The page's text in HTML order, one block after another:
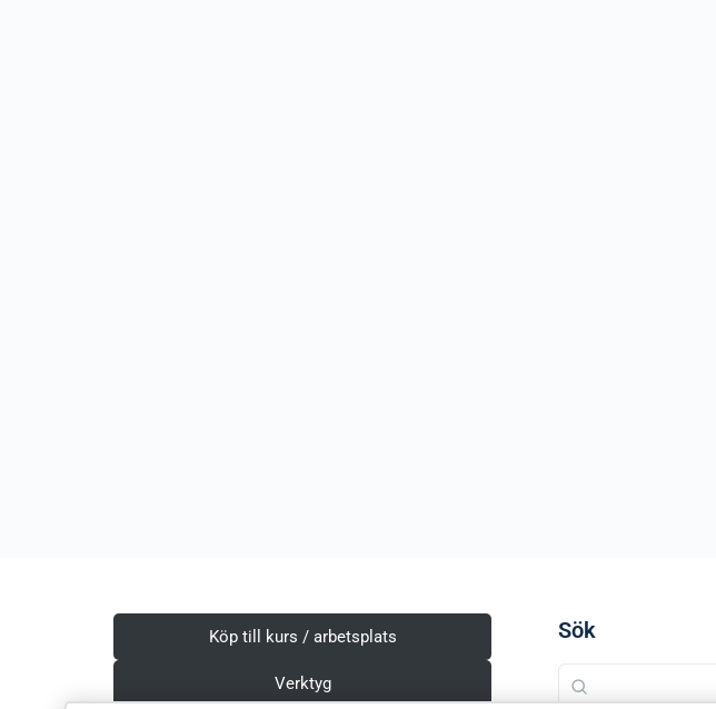
Köp till kurs / arbetsplats
Verktyg
Sök